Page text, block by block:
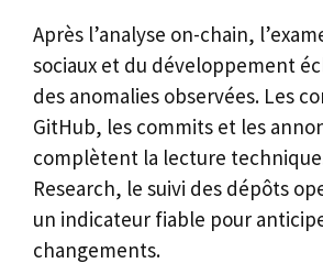
Après l’analyse on-chain,
sociaux et du développement
des anomalies observées. Les
GitHub, les commits et les
complètent la lecture
Research, le suivi des dépôts
un indicateur fiable pour
changements.